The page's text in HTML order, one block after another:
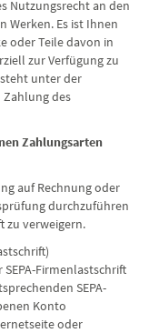
Nutzungsrecht an den
Werken. Es ist Ihnen
oder Teile davon in
zur Verfügung zu
unter der
des
Zahlungsarten
auf Rechnung oder
durchzuführen
zu verweigern.
SEPA-Firmenlastschrift
SEPA-
Konto
oder